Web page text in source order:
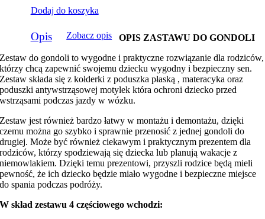
Dodaj do koszyka
Opis Zobacz opis
OPIS ZASTAWU DO GONDOLI
Zestaw do gondoli to wygodne i praktyczne rozwiązanie dla rodziców,
którzy chcą zapewnić swojemu dziecku wygodny i bezpieczny sen.
Zestaw składa się z kołderki z poduszka płaską , materacyka oraz
poduszki antywstrząsowej motylek która ochroni dziecko przed
wstrząsami podczas jazdy w wózku.
Zestaw jest również bardzo łatwy w montażu i demontażu, dzięki
czemu można go szybko i sprawnie przenosić z jednej gondoli do
drugiej. Może być również ciekawym i praktycznym prezentem dla
rodziców, którzy spodziewają się dziecka lub planują wakacje z
niemowlakiem. Dzięki temu prezentowi, przyszli rodzice będą mieli
pewność, że ich dziecko będzie miało wygodne i bezpieczne miejsce
do spania podczas podróży.
W skład zestawu 4 częściowego wchodzi: